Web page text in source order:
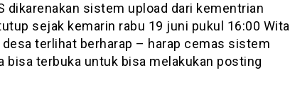
dikarenakan sistem upload dari kementrian
sejak kemarin rabu 19 juni pukul 16:00 Wita
desa terlihat berharap – harap cemas sistem
bisa terbuka untuk bisa melakukan posting